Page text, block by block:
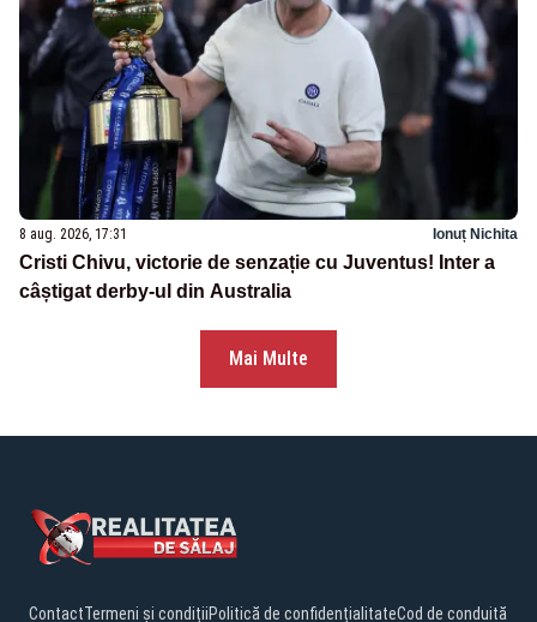
8 aug. 2026, 17:31 Ionuț Nichita
Cristi Chivu, victorie de senzație cu Juventus! Inter a
câștigat derby-ul din Australia
Mai Multe
ContactTermeni și condițiiPolitică de confidențialitateCod de conduită